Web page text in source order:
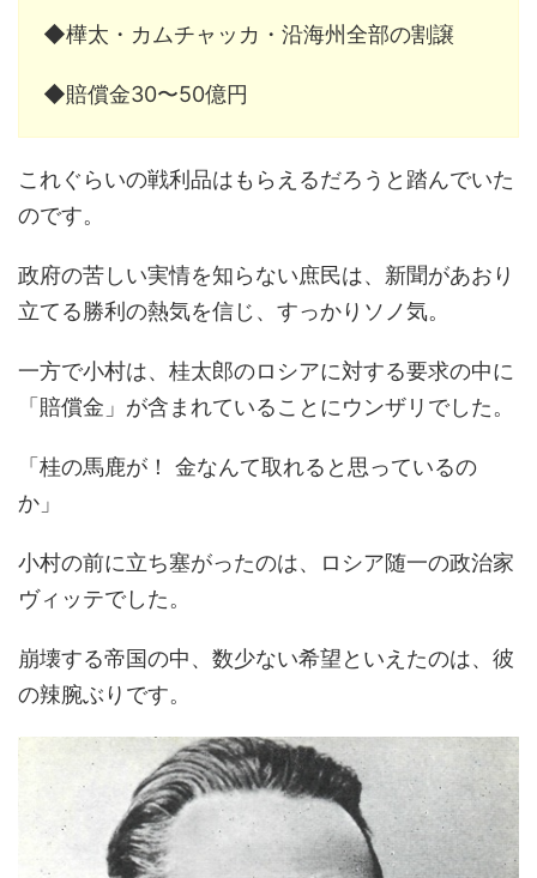
◆樺太・カムチャッカ・沿海州全部の割譲
◆賠償金30〜50億円
これぐらいの戦利品はもらえるだろうと踏んでいた
のです。
政府の苦しい実情を知らない庶民は、新聞があおり
立てる勝利の熱気を信じ、すっかりソノ気。
一方で小村は、桂太郎のロシアに対する要求の中に
「賠償金」が含まれていることにウンザリでした。
「桂の馬鹿が！ 金なんて取れると思っているの
か」
小村の前に立ち塞がったのは、ロシア随一の政治家
ヴィッテでした。
崩壊する帝国の中、数少ない希望といえたのは、彼
の辣腕ぶりです。